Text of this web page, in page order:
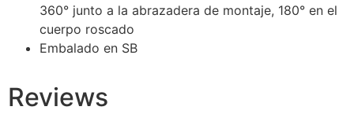
360° junto a la abrazadera de montaje, 180° en el
cuerpo roscado
Embalado en SB
Reviews